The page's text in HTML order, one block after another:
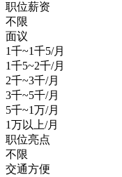
职位薪资
不限
面议
1千~1千5/月
1千5~2千/月
2千~3千/月
3千~5千/月
5千~1万/月
1万以上/月
职位亮点
不限
交通方便